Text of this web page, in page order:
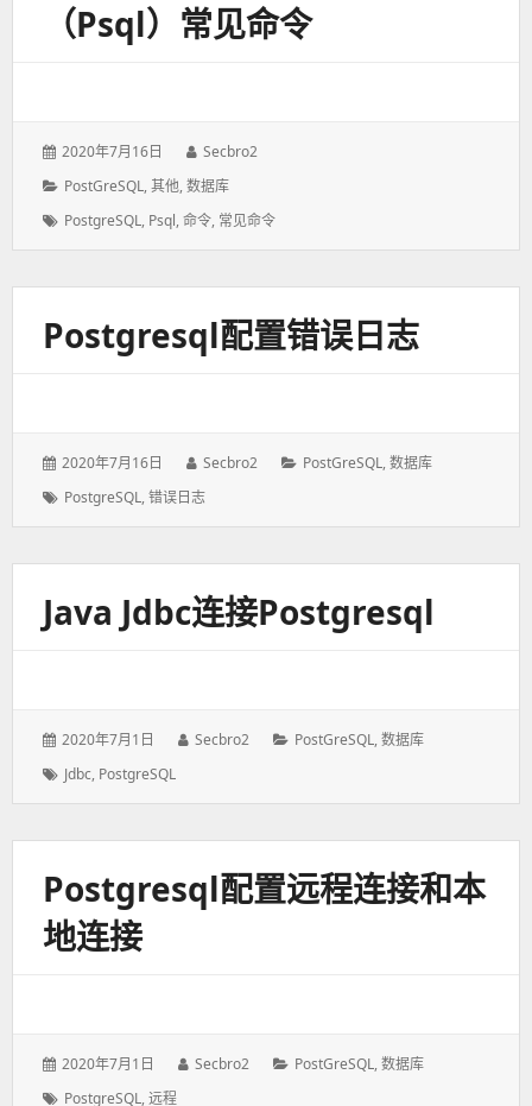
（psql）常见命令
发
于：
2020年7月16日
作
者：
Secbro2
分
PostGreSQL,其他,数据库
标
PostgreSQL, Psql,命令, 常见命令
Postgresql配置错误日志
发
于：
2020年7月16日
作
Secbro2
分
PostGreSQL,数据库
标
PostgreSQL,错误日志
Java Jdbc连接postgresql
发
于：
2020年7月1日
作
Secbro2
分
PostGreSQL,数据库
标
Jdbc, PostgreSQL
Postgresql配置远程连接和本
地连接
发
2020年7月1日
作
Secbro2
分
PostGreSQL,数据库
标
PostgreSQL,远程